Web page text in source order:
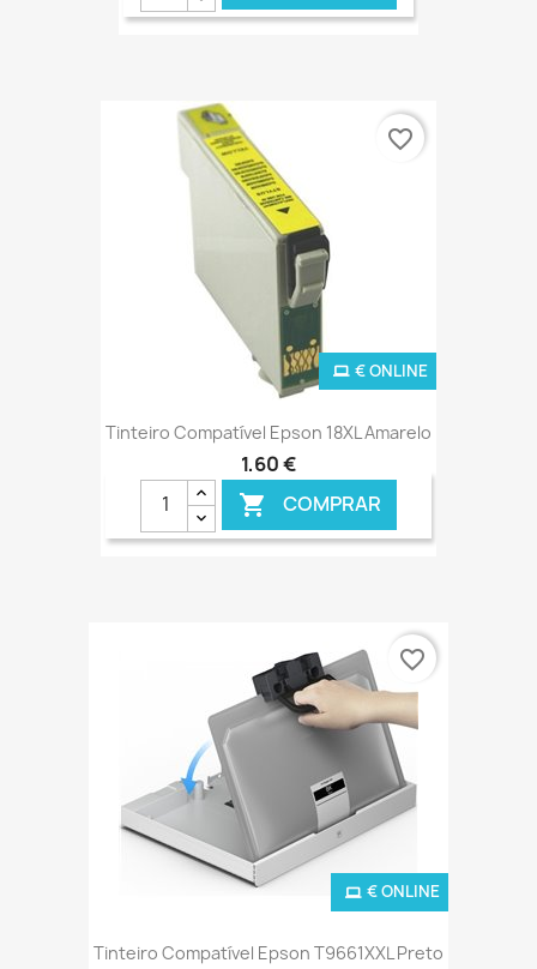
Tinteiro Compatível Epson 18XL Amarelo
1,60 €
 COMPRAR
€ ONLINE
favorite_border
Tinteiro Compatível Epson T9661XXL Preto
€ ONLINE
favorite_border